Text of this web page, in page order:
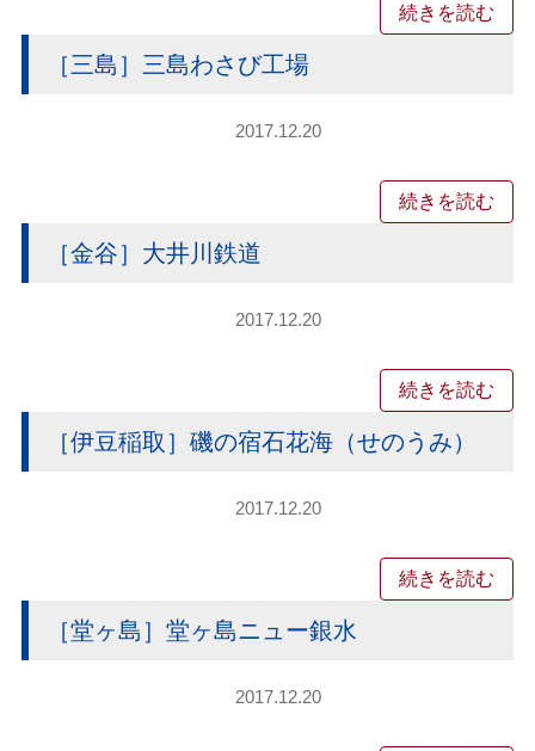
続きを読む
［三島］三島わさび工場
2017.12.20
続きを読む
［金谷］大井川鉄道
2017.12.20
続きを読む
［伊豆稲取］磯の宿石花海（せのうみ）
2017.12.20
続きを読む
［堂ヶ島］堂ヶ島ニュー銀水
2017.12.20